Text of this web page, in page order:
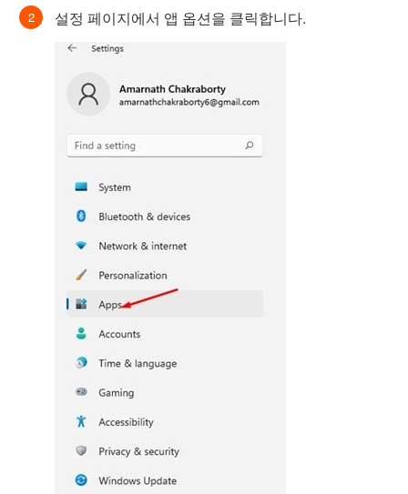
설정 페이지에서 앱 옵션을 클릭합니다.